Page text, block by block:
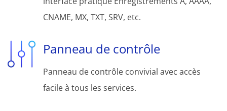
CNAME, MX, TXT, SRV, etc.
Panneau de contrôle
Panneau de contrôle convivial avec accès
facile à tous les services.